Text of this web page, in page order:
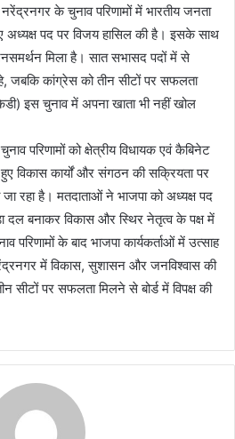
के चुनाव परिणामों में भारतीय जनता
अध्यक्ष पद पर विजय हासिल की है। इसके साथ
मिला है। सात सभासद पदों में से
जबकि कांग्रेस को तीन सीटों पर सफलता
इस चुनाव में अपना खाता भी नहीं खोल
परिणामों को क्षेत्रीय विधायक एवं कैबिनेट
विकास कार्यों और संगठन की सक्रियता पर
रहा है। मतदाताओं ने भाजपा को अध्यक्ष पद
दल बनाकर विकास और स्थिर नेतृत्व के पक्ष में
परिणामों के बाद भाजपा कार्यकर्ताओं में उत्साह
में विकास, सुशासन और जनविश्वास की
सीटों पर सफलता मिलने से बोर्ड में विपक्ष की